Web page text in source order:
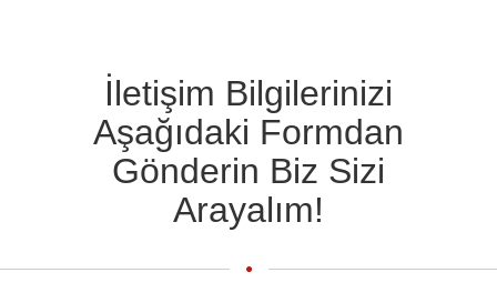
İletişim Bilgilerinizi
Aşağıdaki Formdan
Gönderin Biz Sizi
Arayalım!